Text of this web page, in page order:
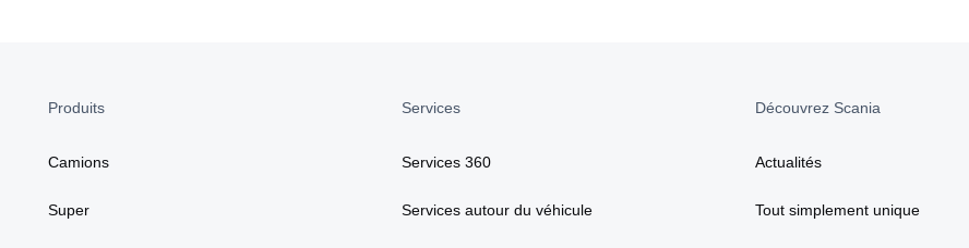
Produits
Camions
Super
Services
Services 360
Services autour du véhicule
Découvrez Scania
Actualités
Tout simplement unique